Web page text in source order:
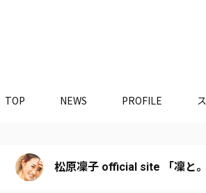
TOP NEWS PROFILE
松原凜子 official site 「凜と。